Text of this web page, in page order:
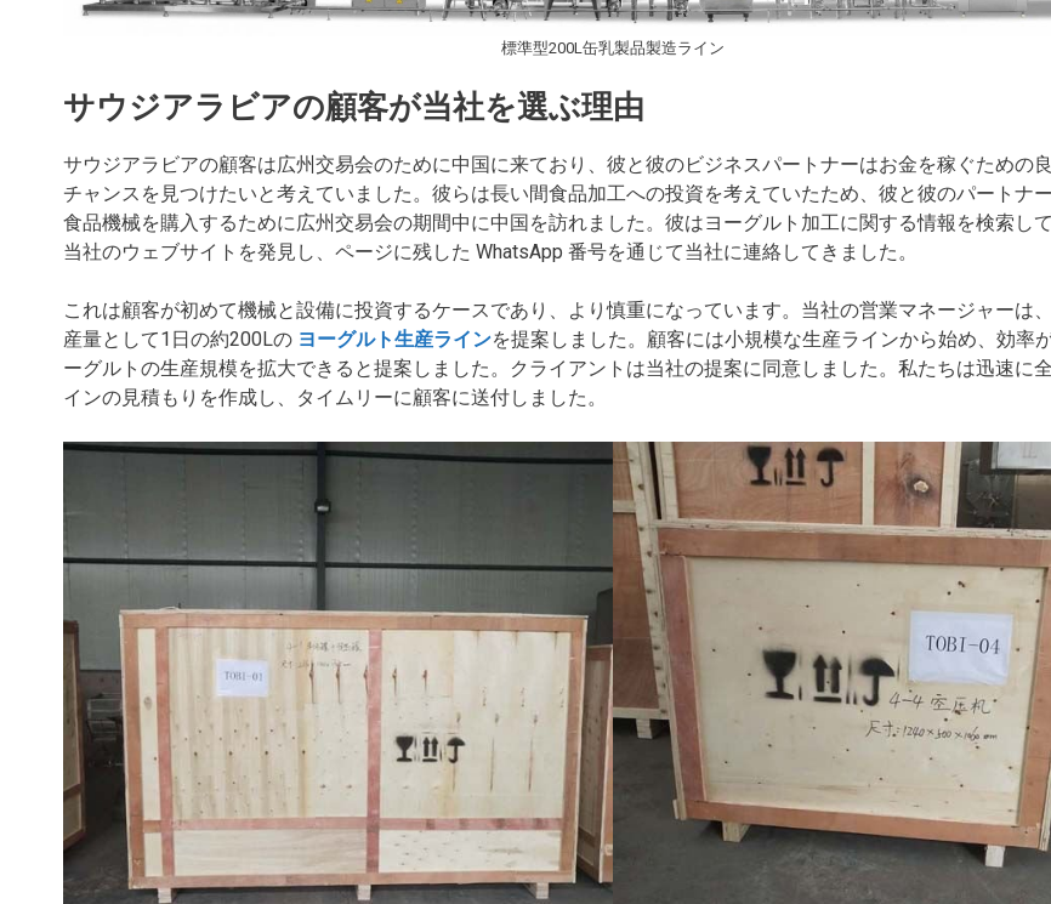
標準型200L缶乳製品製造ライン
サウジアラビアの顧客が当社を選ぶ理由
サウジアラビアの顧客は広州交易会のために中国に来ており、彼と彼のビジネスパートナーはお金を稼ぐための
チャンスを見つけたいと考えていました。彼らは長い間食品加工への投資を考えていたため、彼と彼のパートナ
食品機械を購入するために広州交易会の期間中に中国を訪れました。彼はヨーグルト加工に関する情報を検索し
当社のウェブサイトを発見し、ページに残した WhatsApp 番号を通じて当社に連絡してきました。
これは顧客が初めて機械と設備に投資するケースであり、より慎重になっています。当社の営業マネージャーは
産量として1日の約200Lの ヨーグルト生産ラインを提案しました。顧客には小規模な生産ラインから始め、効率
ーグルトの生産規模を拡大できると提案しました。クライアントは当社の提案に同意しました。私たちは迅速に
インの見積もりを作成し、タイムリーに顧客に送付しました。